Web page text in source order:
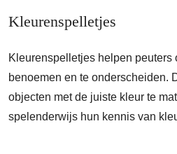
Kleurenspelletjes
Kleurenspelletjes helpen peuters
benoemen en te onderscheiden.
objecten met de juiste kleur te
spelenderwijs hun kennis van